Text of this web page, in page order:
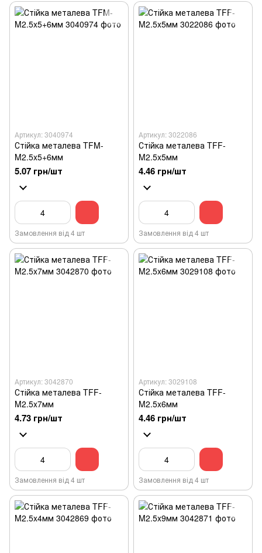
Артикул: 3040974
Стійка металева TFM-
M2.5x5+6мм
5.07 грн/шт
Замовлення від 4 шт
Артикул: 3022086
Стійка металева TFF-
M2.5x5мм
4.46 грн/шт
Замовлення від 4 шт
Артикул: 3042870
Стійка металева TFF-
M2.5x7мм
4.73 грн/шт
Замовлення від 4 шт
Артикул: 3029108
Стійка металева TFF-
M2.5x6мм
4.46 грн/шт
Замовлення від 4 шт